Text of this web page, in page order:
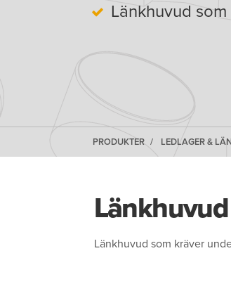
Länkhuvud
PRODUKTER LEDLAGER &
Länkhuvud som kräver